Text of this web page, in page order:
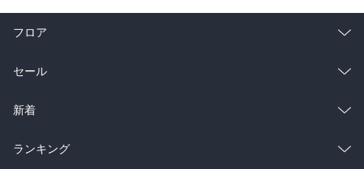
フロア
総合
ラノベ
雑誌・グラビア
セール
総合
ラノベ
新着
総合
ランキング